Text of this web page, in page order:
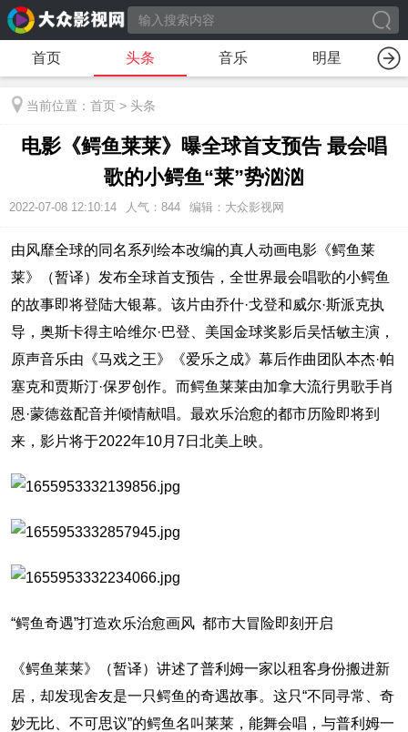
首页 头条 音乐 明星
当前位置： 首页 > 头条
电影《鳄鱼莱莱》曝全球首支预告 最会唱
歌的小鳄鱼“莱”势汹汹
2022-07-08 12:10:14 人气： 844 编辑：大众影视网
由风靡全球的同名系列绘本改编的真人动画电影《鳄鱼莱
莱》（暂译）发布全球首支预告，全世界最会唱歌的小鳄鱼
的故事即将登陆大银幕。该片由乔什·戈登和威尔·斯派克执
导，奥斯卡得主哈维尔·巴登、美国金球奖影后吴恬敏主演，
原声音乐由《马戏之王》《爱乐之成》幕后作曲团队本杰·帕
塞克和贾斯汀·保罗创作。而鳄鱼莱莱由加拿大流行男歌手肖
恩·蒙德兹配音并倾情献唱。最欢乐治愈的都市历险即将到
来，影片将于2022年10月7日北美上映。
“鳄鱼奇遇”打造欢乐治愈画风 都市大冒险即刻开启
《鳄鱼莱莱》（暂译）讲述了普利姆一家以租客身份搬进新
居，却发现舍友是一只鳄鱼的奇遇故事。这只“不同寻常、奇
妙无比、不可思议”的鳄鱼名叫莱莱，能舞会唱，与普利姆一